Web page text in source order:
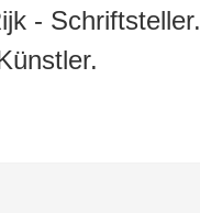
- Schriftsteller.